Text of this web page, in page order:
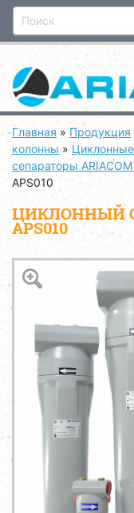
Главная » Продукция
колонны »
сепараторы
APS010
ЦИКЛОННЫЙ
APS010